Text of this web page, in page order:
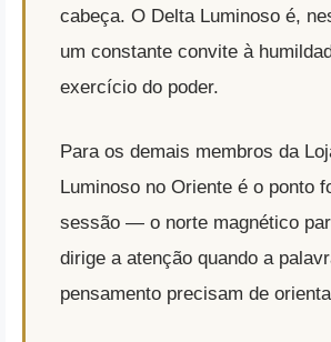
cabeça. O Delta Luminoso é,
um constante convite à
exercício do poder.
Para os demais membros da
Luminoso no Oriente é o ponto
sessão — o norte magnético
dirige a atenção quando a
pensamento precisam de